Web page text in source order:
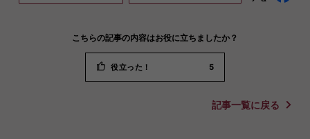
こちらの記事の内容はお役に立ちましたか？
役立った！ 5
記事一覧に戻る